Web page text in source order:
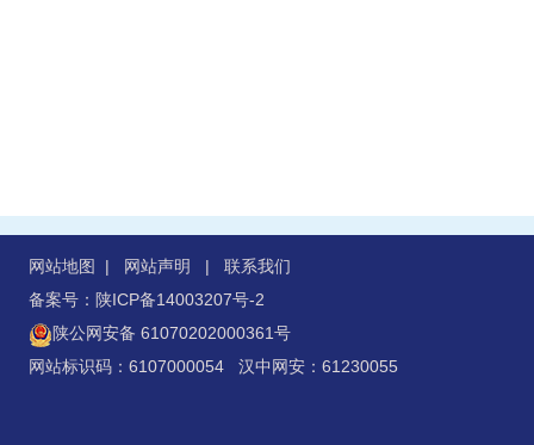
网站地图 | 网站声明 | 联系我们
备案号：陕ICP备14003207号-2
陕公网安备 61070202000361号
网站标识码：6107000054 汉中网安：61230055